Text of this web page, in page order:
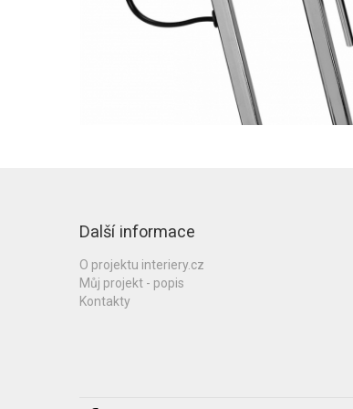
Další informace
O projektu interiery.cz
Můj projekt - popis
Kontakty